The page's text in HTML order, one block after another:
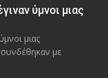
ύμνοι μιας
μιας
συνδέθηκαν με